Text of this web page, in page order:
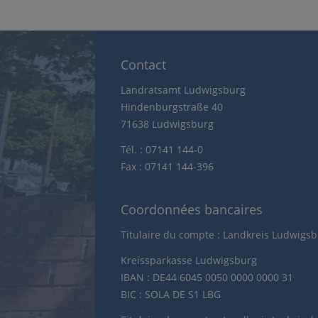
Contact
Landratsamt Ludwigsburg
Hindenburgstraße 40
71638 Ludwigsburg
Tél. : 07141 144-0
Fax : 07141 144-396
Coordonnées bancaires
Titulaire du compte : Landkreis
Kreissparkasse Ludwigsburg
IBAN : DE44 6045 0050 0000 0000 31
BIC : SOLA DE S1 LBG